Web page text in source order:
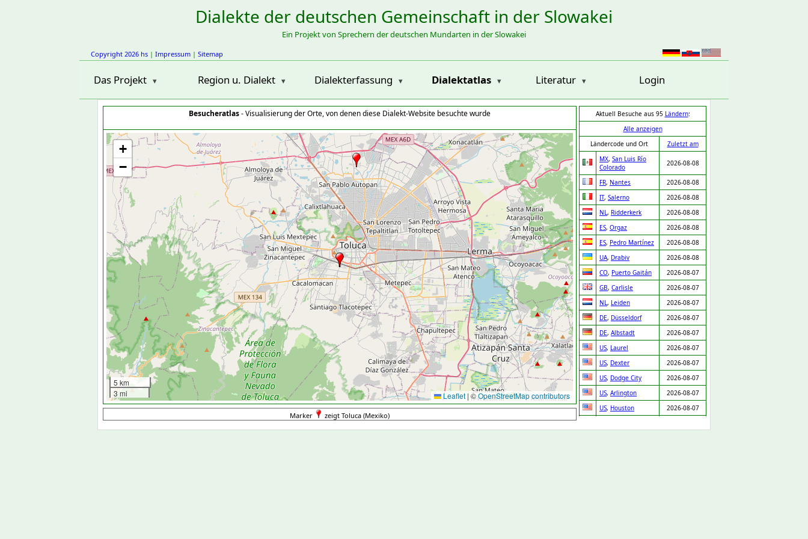
Dialekte der deutschen Gemeinschaft in der Slowakei
Ein Projekt von Sprechern der deutschen Mundarten in der Slowakei
Copyright 2026 hs | Impressum | Sitemap
Das Projekt Region u. Dialekt Dialekterfassung Dialektatlas Literatur Login
Besucheratlas- Visualisierung der Orte, von denen diese Dialekt-Website besuchte wurde
+
−
5 km
3 mi
Leaflet |©OpenStreetMap contributors
Aktuell Besuche aus 95 Ländern:
Alle anzeigen
Ländercode und Ort
Zuletzt am
MX, San Luis Río
Colorado
2026-08-08
FR, Nantes
2026-08-08
IT, Salerno
2026-08-08
NL, Ridderkerk
2026-08-08
ES, Orgaz
2026-08-08
ES, Pedro Martínez
2026-08-08
UA, Drabiv
2026-08-08
CO, Puerto Gaitán
2026-08-07
GB, Carlisle
2026-08-07
NL, Leiden
2026-08-07
DE, Düsseldorf
2026-08-07
DE, Albstadt
2026-08-07
US, Laurel
2026-08-07
US, Dexter
2026-08-07
US, Dodge City
2026-08-07
US, Arlington
2026-08-07
US, Houston
2026-08-07
Marker zeigt Toluca (Mexiko)